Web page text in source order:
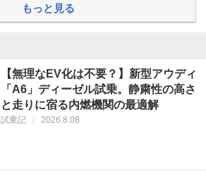
もっと見る
【無理なEV化は不要？】新型アウディ
「A6」ディーゼル試乗。静粛性の高さ
と走りに宿る内燃機関の最適解
試乗記 2026.8.08